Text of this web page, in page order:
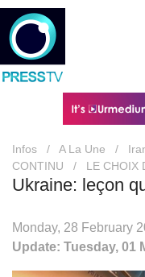
Infos / A La Une /
CONTINU
/ LE CHOIX
Ukraine: leçon
Monday, 28 February
Update: Tuesday, 01